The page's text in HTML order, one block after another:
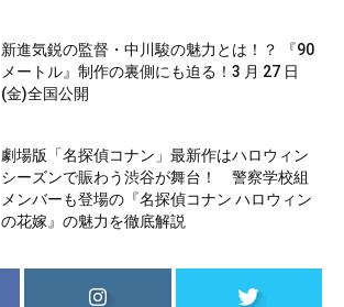
新進気鋭の監督・中川駿の魅力とは！？ 『90
メートル』制作の裏側にも迫る！3 月 27 日
(金)全国公開
劇場版「名探偵コナン」最新作はハロウィン
シーズンで賑わう渋谷が舞台！ 警察学校組
メンバーも登場の『名探偵コナン ハロウィン
の花嫁』の魅力を徹底解説